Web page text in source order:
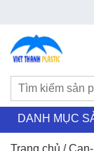
DANH MỤC
Trang chủ /